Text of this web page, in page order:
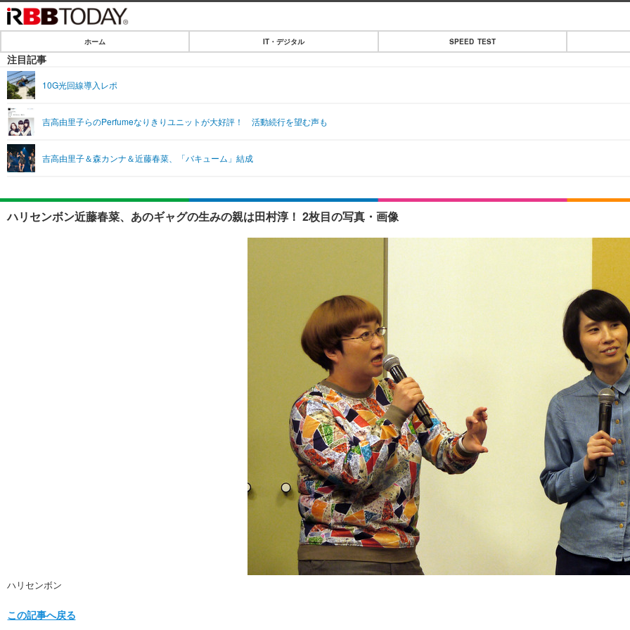
IT・デジタル
ショッピング
SPEED TEST
エンタメ
エンタメTOP
音楽
ショッピング
ライフ
ライフTOP
ペット
リリース一覧
ホーム IT・デジタル SPEED TEST
注目記事
10G光回線導入レポ
吉高由里子らのPerfumeなりきりユニットが大好評！ 活動続行を望む声も
吉高由里子＆森カンナ＆近藤春菜、「バキューム」結成
ハリセンボン近藤春菜、あのギャグの生みの親は田村淳！ 2枚目の写真・画像
ハリセンボン
この記事へ戻る